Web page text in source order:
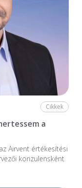
Cikkek
a
Airvent értékesítési
konzulensként